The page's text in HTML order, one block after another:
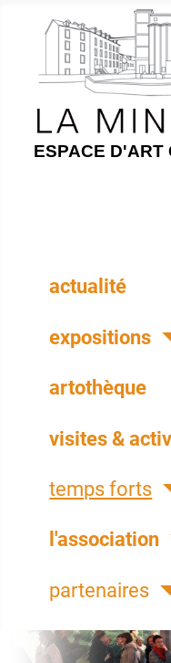
ESPACE D'ART
actualité
expositions
artothèque
visites &
temps forts
l'association
partenaires